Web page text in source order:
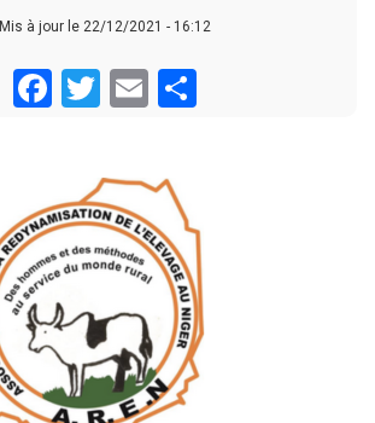
Mis à jour le 22/12/2021 - 16:12
Facebook
Twitter
Email